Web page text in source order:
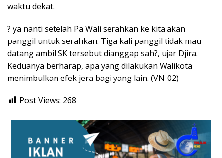
waktu dekat.
? ya nanti setelah Pa Wali serahkan ke kita akan
panggil untuk serahkan. Tiga kali panggil tidak mau
datang ambil SK tersebut dianggap sah?, ujar Djira.
Keduanya berharap, apa yang dilakukan Walikota
menimbulkan efek jera bagi yang lain. (VN-02)
Post Views: 268